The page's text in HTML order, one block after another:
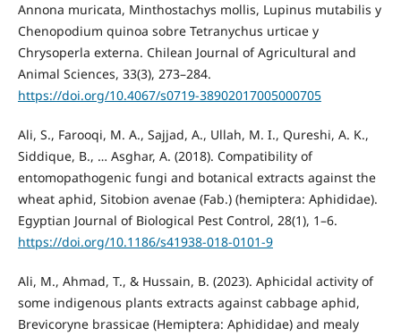
Annona muricata, Minthostachys mollis, Lupinus mutabilis y
Chenopodium quinoa sobre Tetranychus urticae y
Chrysoperla externa. Chilean Journal of Agricultural and
Animal Sciences, 33(3), 273–284.
https://doi.org/10.4067/s0719-38902017005000705
Ali, S., Farooqi, M. A., Sajjad, A., Ullah, M. I., Qureshi, A. K.,
Siddique, B., … Asghar, A. (2018). Compatibility of
entomopathogenic fungi and botanical extracts against the
wheat aphid, Sitobion avenae (Fab.) (hemiptera: Aphididae).
Egyptian Journal of Biological Pest Control, 28(1), 1–6.
https://doi.org/10.1186/s41938-018-0101-9
Ali, M., Ahmad, T., & Hussain, B. (2023). Aphicidal activity of
some indigenous plants extracts against cabbage aphid,
Brevicoryne brassicae (Hemiptera: Aphididae) and mealy